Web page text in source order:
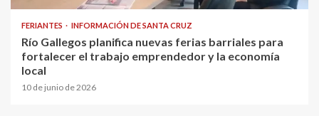
FERIANTES INFORMACIÓN DE SANTA CRUZ
Río Gallegos planifica nuevas ferias barriales para
fortalecer el trabajo emprendedor y la economía
local
10 de junio de 2026